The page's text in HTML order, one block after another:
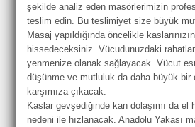
şekilde analiz eden masörlerimizin
teslim edin. Bu teslimiyet size büyük
Masaj yapıldığında öncelikle
hissedeceksiniz. Vücudunuzdaki
yenmenize olanak sağlayacak. Vücut
düşünme ve mutluluk da daha büyük bir
karşımıza çıkacak.
Kaslar gevşediğinde kan dolaşımı da el
nedeni ile hızlanacak. Anadolu Yakası